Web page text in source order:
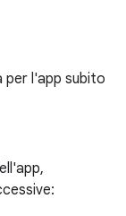
per l'app subito